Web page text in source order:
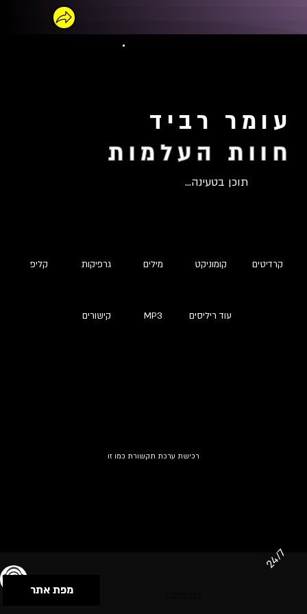
עומר רביד
חוות העלמות
תוכן בטעינה...
קליפ גרפיקות מילים קומוניקט קרדיטים
קישורים MP3 עוד ריליסים
רכישת ערכת תקשורת כמו זו
מפת אתר
24/7